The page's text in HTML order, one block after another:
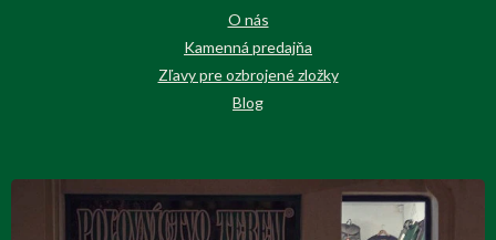
O nás
Kamenná predajňa
Zľavy pre ozbrojené zložky
Blog